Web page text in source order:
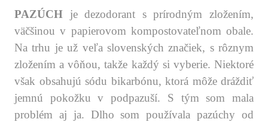
PAZÚCH je dezodorant s prírodným zložením,
väčšinou v papierovom kompostovateľnom obale.
Na trhu je už veľa slovenských značiek, s rôznym
zložením a vôňou, takže každý si vyberie. Niektoré
však obsahujú sódu bikarbónu, ktorá môže dráždiť
jemnú pokožku v podpazuší. S tým som mala
problém aj ja. Dlho som používala pazúchy od